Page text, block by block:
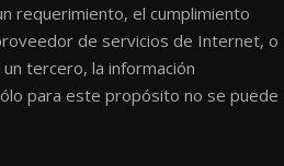
requerimiento, el cumplimiento
de servicios de Internet, o
tercero, la información
para este propósito no se puede